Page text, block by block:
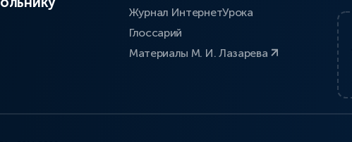
Журнал ИнтернетУрока
Глоссарий
Материалы М. И. Лазарева